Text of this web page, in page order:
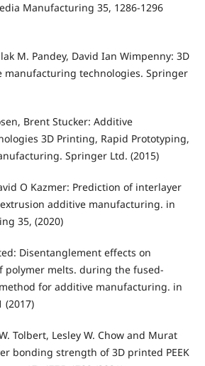
Manufacturing 35, 1286-1296
M. Pandey, David Ian Wimpenny: 3D
manufacturing technologies. Springer
Brent Stucker: Additive
3D Printing, Rapid Prototyping,
Springer Ltd. (2015)
O Kazmer: Prediction of interlayer
additive manufacturing. in
35, (2020)
Disentanglement effects on
polymer melts. during the fused-
for additive manufacturing. in
(2017)
Tolbert, Lesley W. Chow and Murat
bonding strength of 3D printed PEEK